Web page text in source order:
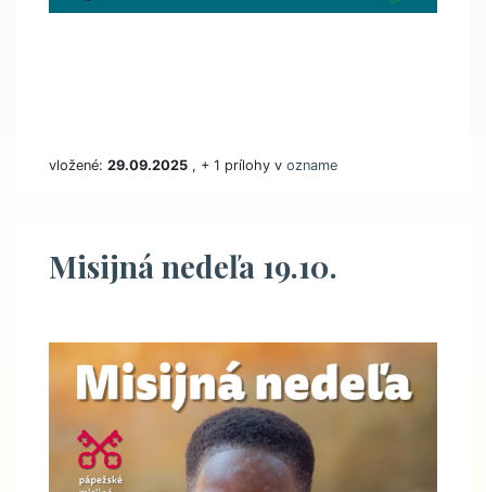
vložené: 29.09.2025 , + 1 prílohy v ozname
Misijná nedeľa 19.10.